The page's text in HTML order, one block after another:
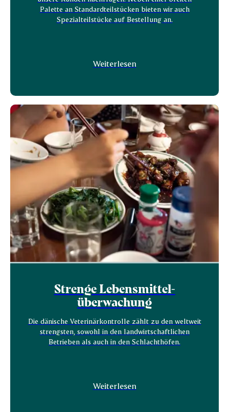
Palette an Standardteilstücken bieten wir auch
Spezialteilstücke auf Bestellung an.
Weiterlesen
Strenge Lebensmittel­
überwachung
Die dänische Veterinärkontrolle zählt zu den weltweit
strengsten, sowohl in den landwirtschaftlichen
Betrieben als auch in den Schlachthöfen.
Weiterlesen